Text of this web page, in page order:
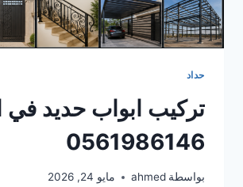
حداد
تركيب ابواب حديد في
0561986146
بواسطة ahmed مايو 24, 2026